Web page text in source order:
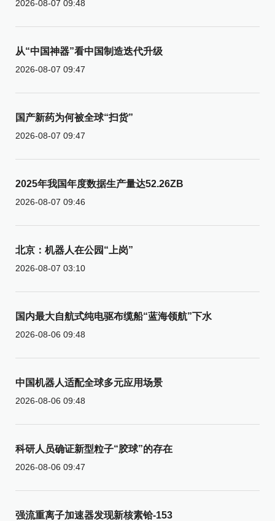
2026-08-07 09:48
从“中国神器”看中国制造迭代升级
2026-08-07 09:47
国产新药为何被全球“扫货”
2026-08-07 09:47
2025年我国年度数据生产量达52.26ZB
2026-08-07 09:46
北京：机器人在公园“上岗”
2026-08-07 03:10
国内最大自航式纯电驱布缆船“蓝海领航”下水
2026-08-06 09:48
中国机器人适配全球多元应用场景
2026-08-06 09:48
科研人员确证新型粒子“胶球”的存在
2026-08-06 09:47
强流重离子加速器发现新核素铪-153